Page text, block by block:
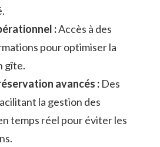
:Accès à des
pour optimiser la
gîte.
avancés :Des
la gestion des
temps réel pour éviter les